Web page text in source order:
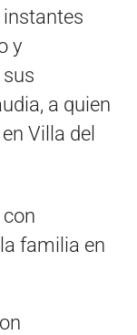
instantes
y
a quien
Villa del